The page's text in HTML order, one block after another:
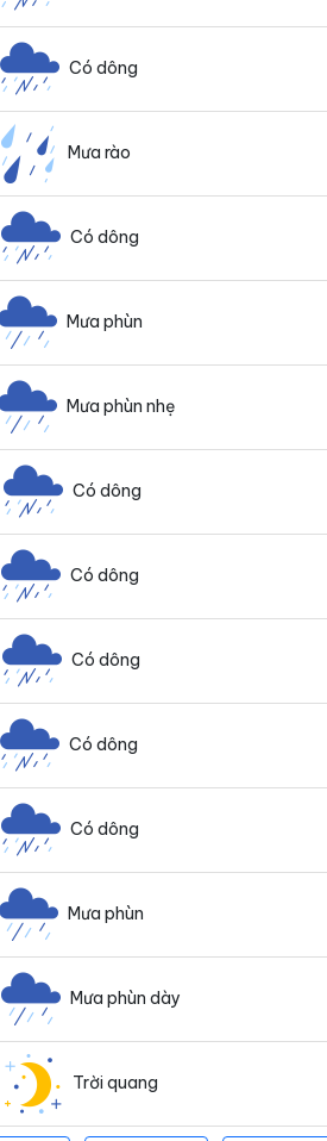
Có dông
Mưa rào
Có dông
Mưa phùn
Mưa phùn nhẹ
Có dông
Có dông
Có dông
Có dông
Có dông
Mưa phùn
Mưa phùn dày
Trời quang